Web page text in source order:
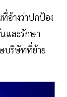
อ้างว่าปกป้อง
และรักษา
บริษัทที่ย้าย